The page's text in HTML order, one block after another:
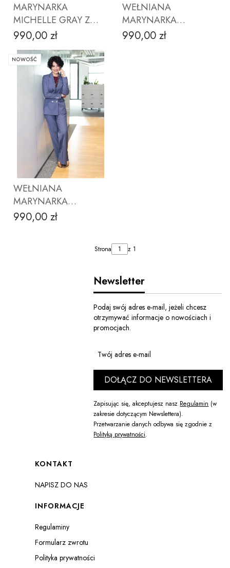
MARYNARKA
MICHELLE GRAY Z
WEŁNĄ
Cena
990,00 zł
ZOBACZ PRODUKT
WEŁNIANA
MARYNARKA
MICHELLE SZARA
JODEŁKA
Cena
990,00 zł
NOWOŚĆ
WEŁNIANA
MARYNARKA
MICHELLE
SZARONIEBIESKA
Cena
990,00 zł
ZOBACZ PRODUKT
Strona z 1
Newsletter
Podaj swój adres e-mail, jeżeli chcesz
otrzymywać informacje o nowościach i
promocjach.
Twój adres e-mail
DOŁĄCZ DO NEWSLETTERA
Zapisując się, akceptujesz nasz Regulamin (w
zakresie dotyczącym Newslettera).
Przetwarzanie danych odbywa się zgodnie z
Polityką prywatności.
Linki w stopce
KONTAKT
NAPISZ DO NAS
INFORMACJE
Regulaminy
Formularz zwrotu
Polityka prywatności